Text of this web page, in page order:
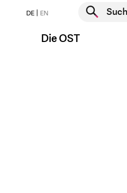
DE EN
Suche starten
Die OST